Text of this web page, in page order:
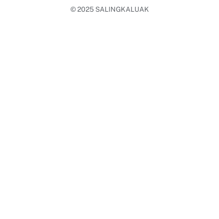
© 2025 SALINGKALUAK